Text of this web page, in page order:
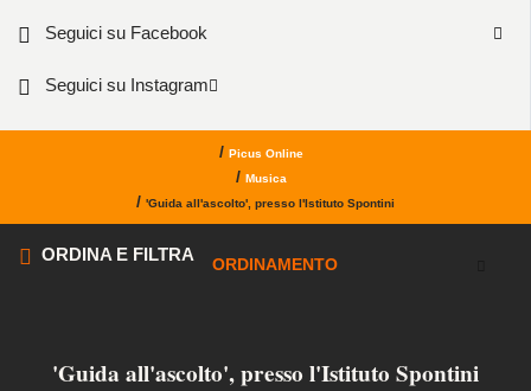
Seguici su Facebook
Seguici su Instagram
/ Picus Online
/ Musica
/ 'Guida all'ascolto', presso l'Istituto Spontini
ORDINA E FILTRA
ORDINAMENTO
'Guida all'ascolto', presso l'Istituto Spontini